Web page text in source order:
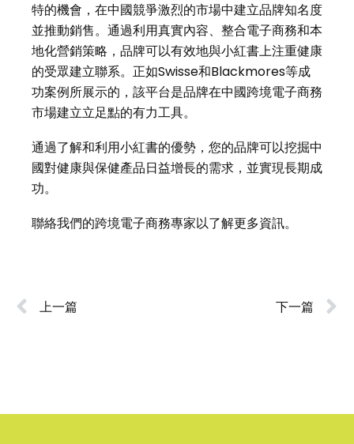
特的機會，在中國競爭激烈的市場中建立品牌知名度
並推動銷售。通過利用真實內容、整合電子商務和本
地化營銷策略，品牌可以有效地與小紅書上注重健康
的受眾建立聯系。正如Swisse和Blackmores等成
功案例所展示的，該平台是品牌在中國跨境電子商務
市場建立立足點的有力工具。
通過了解和利用小紅書的優勢，您的品牌可以挖掘中
國對健康與保健產品日益增長的需求，並實現長期成
功。
聯絡我們的跨境電子商務專家以了解更多資訊。
上一篇 下一篇